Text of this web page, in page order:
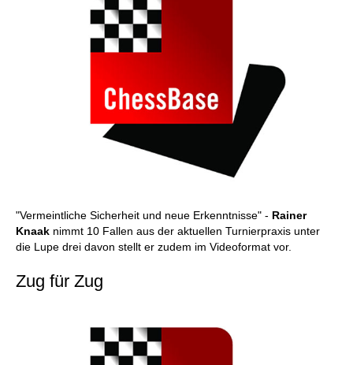
"Vermeintliche Sicherheit und neue Erkenntnisse" - Rainer
Knaak nimmt 10 Fallen aus der aktuellen Turnierpraxis unter
die Lupe drei davon stellt er zudem im Videoformat vor.
Zug für Zug